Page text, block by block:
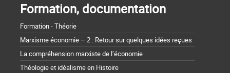
Formation, documentation
Formation - Théorie
Marxisme économie – 2 : Retour sur quelques idées reçues
La compréhension marxiste de l’économie
Théologie et idéalisme en Histoire